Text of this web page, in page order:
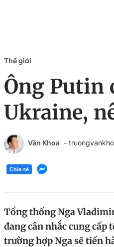
Thế giới
Ông Putin
Ukraine,
Văn Khoa -
Chia sẻ
Tổng thống Nga
đang cân nhắc cung
trường hợp Nga sẽ tiến